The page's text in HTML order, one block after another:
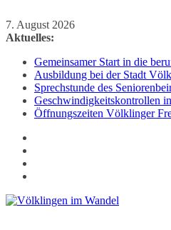
Zum
Inhalt
7. August 2026
Aktuelles:
Gemeinsamer Start in die
Ausbildung bei der Stadt
Sprechstunde des
Geschwindigkeitskontrollen
Öffnungszeiten Völklinger